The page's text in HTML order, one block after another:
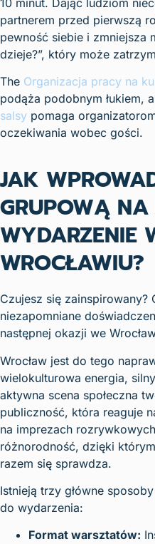
partnerem przed pierwszą
pewność siebie i zmniejsza
dzieje?”, który może
The Organizacja pracy na
podąża podobnym łukiem,
salsy pomaga
oczekiwania wobec gości.
JAK
GRUPOWĄ NA
WYDARZENIE
WROCŁAWIU?
Czujesz się zainspirowany?
niezapomniane
następnej okazji we
Wrocław jest do tego
wielokulturowa energia,
aktywna scena społeczna
publiczność, która reaguje
na imprezach
różnorodność, dzięki
razem się sprawdza.
Istnieją trzy główne
do wydarzenia:
Format warsztatów: